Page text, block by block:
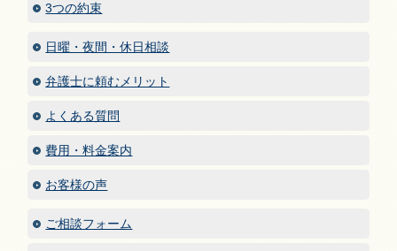
3つの約束
日曜・夜間・休日相談
弁護士に頼むメリット
よくある質問
費用・料金案内
お客様の声
ご相談フォーム